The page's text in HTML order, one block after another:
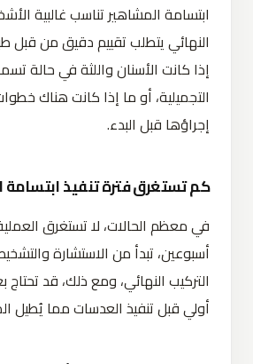
ابتسامة المشاهير تناسب غالبية
النهائي يتطلب تقييم دقيق من قبل
إذا كانت الأسنان واللثة في حالة
التجميلية، أو ما إذا كانت هناك
إجراؤها قبل البدء.
كم تستغرق فترة تنفيذ ابتسامة
في معظم الحالات، لا تستغرق
أسبوعين، تبدأ من الاستشارة
التركيب النهائي، ومع ذلك، قد
أولي قبل تنفيذ العدسات مما يُطيل